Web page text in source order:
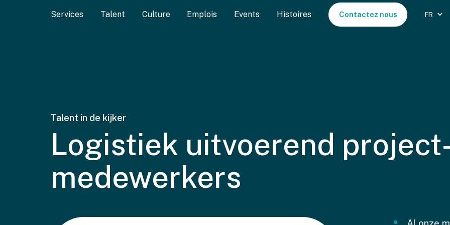
Services Talent Culture Emplois Events Histoires Contactez nous FR
Logistiek uitvoerend
medewerkers
Talent in de kijker